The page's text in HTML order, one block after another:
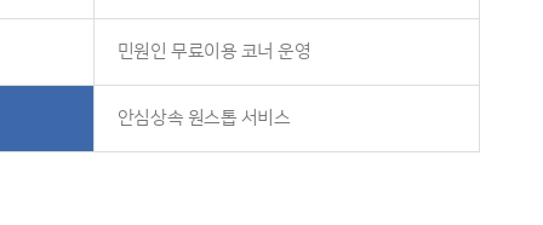
민원인 무료이용 코너 운영
안심상속 원스톱 서비스